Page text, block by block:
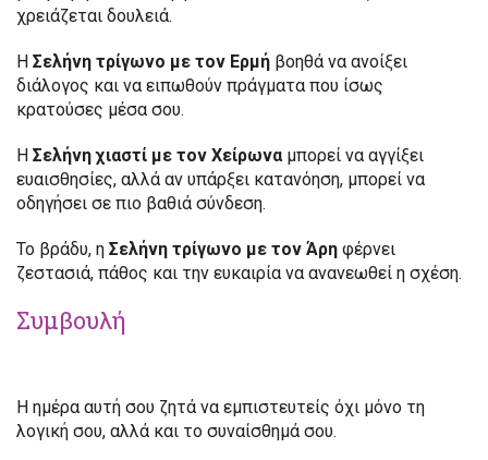
χρειάζεται δουλειά.
Η Σελήνη τρίγωνο με τον Ερμή βοηθά να ανοίξει
διάλογος και να ειπωθούν πράγματα που ίσως
κρατούσες μέσα σου.
Η Σελήνη χιαστί με τον Χείρωναμπορεί να αγγίξει
ευαισθησίες, αλλά αν υπάρξει κατανόηση, μπορεί να
οδηγήσει σε πιο βαθιά σύνδεση.
Το βράδυ, η Σελήνη τρίγωνο με τον Άρη φέρνει
ζεστασιά, πάθος και την ευκαιρία να ανανεωθεί η σχέση.
Συμβουλή
Η ημέρα αυτή σου ζητά να εμπιστευτείς όχι μόνο τη
λογική σου, αλλά και το συναίσθημά σου.